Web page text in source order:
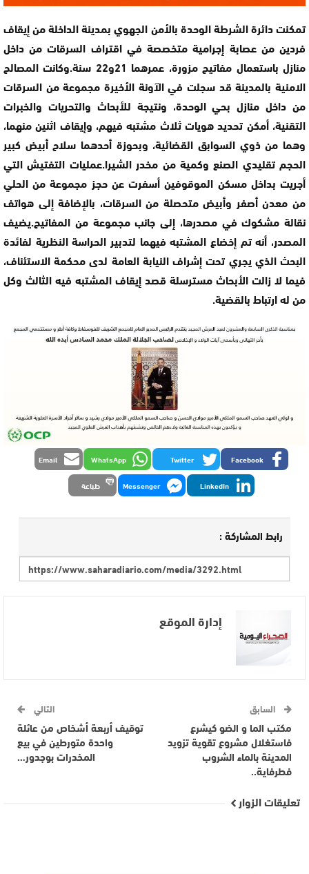
تمكنت دائرة الشرطة الوحدة بالأمن الجهوي بمدينة الداخلة من إيقاف
فردين من عصابة إجرامية متخصصة في اقتراف السرقات من داخل
منازل باستعمال مفاتيح مزورة، عمرهما 21و22 سنة.وكانت المصالح
الامنية بالمدينة قد سجلت في الآونة الأخيرة مجموعة من السرقات
من داخل منازل بحي الوحدة، ونتيجة للأبحاث والتحريات والخبرات
التقنية، أمكن تحديد هويات ثلاث مشتبه فيهم، وإيقاف اثنين منهما،
وهما من ذوي السوابق القضائية، وبحوزة أحدهما سلاح أبيض كبير
الحجم تقليدي الصنع وكمية من مخدر الشيرا.عمليات التفتيش التي
أجريت بداخل مسكن الموقوفين أسفرت عن حجز مجموعة من الحلي
من معدن أصفر وأبيض متحصلة من السرقات، بالإضافة إلى هواتف
نقالة مشكوك في مصدرها، إلى جانب مجموعة من المفاتيح.يضيف
المصدر، أنه تم إخضاع المشتبه فيهما لتدبير الحراسة النظرية لفائدة
البحث الذي يجري تحت إشراف النيابة العامة لدى محكمة الاستئناف،
فيما لا زالت الأبحاث مسترسلة قصد إيقاف المشتبه فيه الثالث وكل
من له ارتباط بالقضية.
Facebook
Twitter
WhatsApp
Email
LinkedIn
Messenger طباعة
رابط المشاركة :
إدارة الموقع
السابق
مكتب الما و الضو كيشرع
فاستغلال مشروع تقوية تزويد
المدينة بالماء الشروب
فطرفاية..
التالي
توقيف أربعة أشخاص من عائلة
واحدة متورطين في بيع
المخدرات بوجدور…
تعليقات الزوار